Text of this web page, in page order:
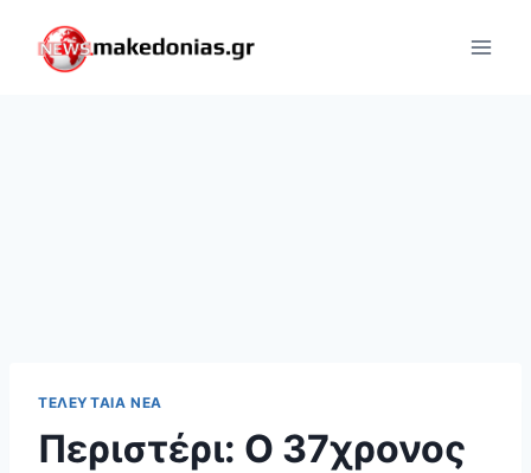
content
ΤΕΛΕΥΤΑΊΑ ΝΈΑ
Περιστέρι: Ο 37χρονος